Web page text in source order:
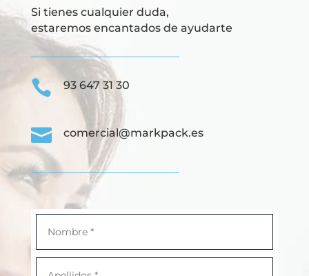
Si tienes cualquier duda,
estaremos encantados de ayudarte
 93 647 31 30
 comercial@markpack.es